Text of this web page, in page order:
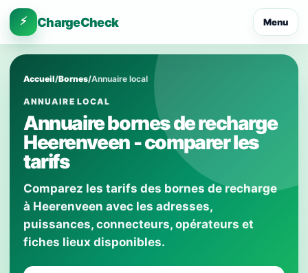
⚡ ChargeCheck Menu
Accueil/Bornes/Annuaire local
ANNUAIRE LOCAL
Annuaire bornes de recharge
Heerenveen - comparer les
tarifs
Comparez les tarifs des bornes de recharge
à Heerenveen avec les adresses,
puissances, connecteurs, opérateurs et
fiches lieux disponibles.